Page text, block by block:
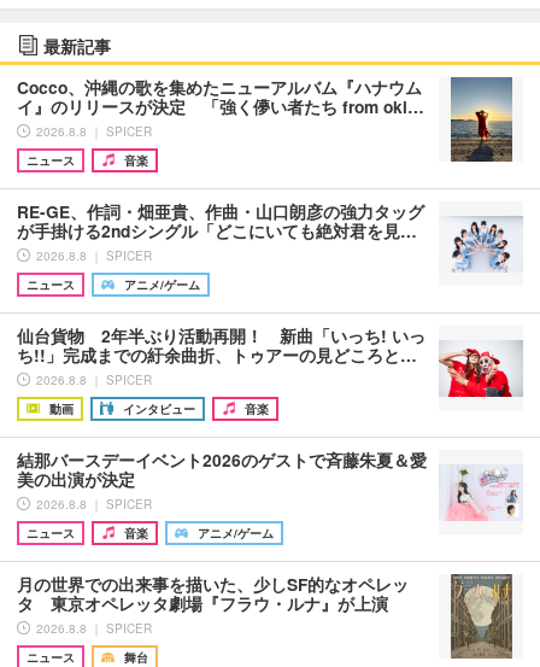
最新記事
Cocco、沖縄の歌を集めたニューアルバム『ハナウム
イ』のリリースが決定 「強く儚い者たち from oki…
2026.8.8 ｜ SPICER
ニュース
音楽
RE-GE、作詞・畑亜貴、作曲・山口朗彦の強力タッグ
が手掛ける2ndシングル「どこにいても絶対君を見…
2026.8.8 ｜ SPICER
ニュース
アニメ/ゲーム
仙台貨物 2年半ぶり活動再開！ 新曲「いっち! いっ
ち!!」完成までの紆余曲折、トゥアーの見どころと…
2026.8.8 ｜ SPICER
動画
インタビュー 音楽
結那バースデーイベント2026のゲストで斉藤朱夏＆愛
美の出演が決定
2026.8.8 ｜ SPICER
ニュース
音楽 アニメ/ゲーム
月の世界での出来事を描いた、少しSF的なオペレッ
タ 東京オペレッタ劇場『フラウ・ルナ』が上演
2026.8.8 ｜ SPICER
ニュース
舞台